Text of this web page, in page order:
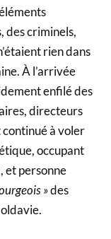
des criminels,
rien dans
À l’arrivée
enfilé des
directeurs
continué à voler
occupant
et personne
»des